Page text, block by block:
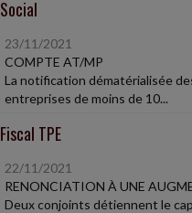
Social
23/11/2021
COMPTE AT/MP
La notification dématérialisée
entreprises de moins de 10...
Fiscal TPE
22/11/2021
RENONCIATION À UNE
Deux conjoints détiennent le